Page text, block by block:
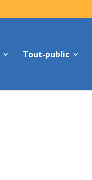
Tout-public